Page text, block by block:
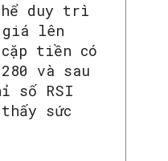
duy trì
giá lên
tiền có
và sau
số RSI
sức